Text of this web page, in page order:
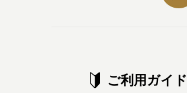
ご利用ガイド